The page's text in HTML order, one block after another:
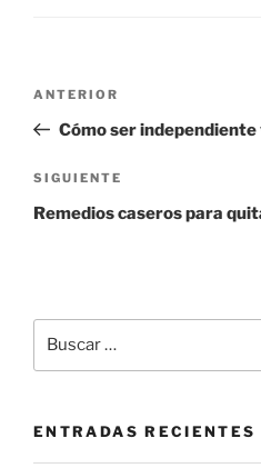
entradas
Entrada
anterior:
ANTERIOR
Cómo ser
Siguiente
entrada
SIGUIENTE
Remedios caseros para
por:
ENTRADAS RECIENTES